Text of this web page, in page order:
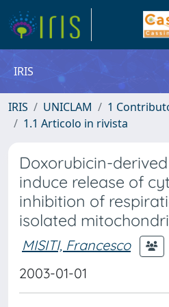
IRIS
IRIS UNICLAM
1
1.1 Articolo in rivista
Doxorubicin-
induce release of
inhibition of
isolated
MISITI, Francesco
2003-01-01